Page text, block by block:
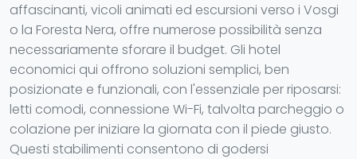
affascinanti, vicoli animati ed escursioni verso i Vosgi
o la Foresta Nera, offre numerose possibilità senza
necessariamente sforare il budget. Gli hotel
economici qui offrono soluzioni semplici, ben
posizionate e funzionali, con l'essenziale per riposarsi:
letti comodi, connessione Wi-Fi, talvolta parcheggio o
colazione per iniziare la giornata con il piede giusto.
Questi stabilimenti consentono di godersi